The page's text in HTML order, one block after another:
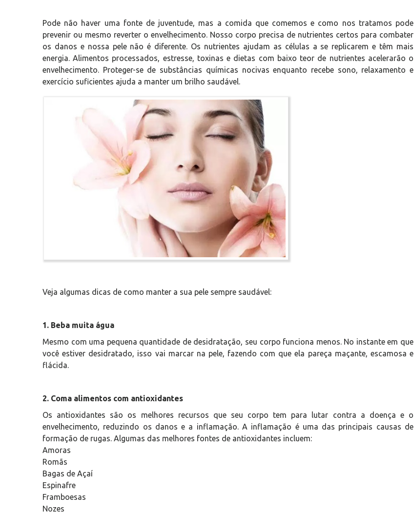
Pode não haver uma fonte de juventude, mas a comida que comemos e como nos tratamos pode
prevenir ou mesmo reverter o envelhecimento. Nosso corpo precisa de nutrientes certos para combater
os danos e nossa pele não é diferente. Os nutrientes ajudam as células a se replicarem e têm mais
energia. Alimentos processados, estresse, toxinas e dietas com baixo teor de nutrientes acelerarão o
envelhecimento. Proteger-se de substâncias químicas nocivas enquanto recebe sono, relaxamento e
exercício suficientes ajuda a manter um brilho saudável.
Veja algumas dicas de como manter a sua pele sempre saudável:
1. Beba muita água
Mesmo com uma pequena quantidade de desidratação, seu corpo funciona menos. No instante em que
você estiver desidratado, isso vai marcar na pele, fazendo com que ela pareça maçante, escamosa e
flácida.
2. Coma alimentos com antioxidantes
Os antioxidantes são os melhores recursos que seu corpo tem para lutar contra a doença e o
envelhecimento, reduzindo os danos e a inflamação. A inflamação é uma das principais causas de
formação de rugas. Algumas das melhores fontes de antioxidantes incluem:
Amoras
Romãs
Bagas de Açaí
Espinafre
Framboesas
Nozes